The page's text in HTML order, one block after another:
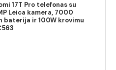
17T Pro telefonas su
Leica kamera, 7000
baterija ir 100W krovimu